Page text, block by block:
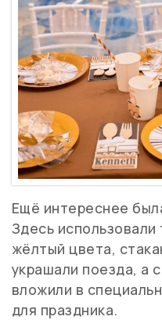
Ещё интереснее
Здесь
жёлтый цвета,
украшали поезда, а
вложили в
для праздника.